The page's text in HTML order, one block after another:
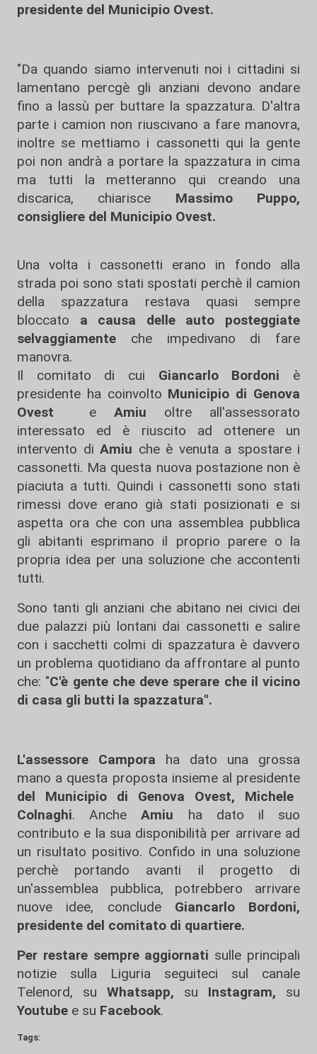
presidente del Municipio Ovest.
"Da quando siamo intervenuti noi i cittadini si
lamentano percgè gli anziani devono andare
fino a lassù per buttare la spazzatura. D'altra
parte i camion non riuscivano a fare manovra,
inoltre se mettiamo i cassonetti qui la gente
poi non andrà a portare la spazzatura in cima
ma tutti la metteranno qui creando una
discarica, chiarisce Massimo Puppo,
consigliere del Municipio Ovest.
Una volta i cassonetti erano in fondo alla
strada poi sono stati spostati perchè il camion
della spazzatura restava quasi sempre
bloccato a causa delle auto posteggiate
selvaggiamente che impedivano di fare
manovra.
Il comitato di cui Giancarlo Bordoni è
presidente ha coinvolto Municipio di Genova
Ovest e Amiu oltre all'assessorato
interessato ed è riuscito ad ottenere un
intervento di Amiu che è venuta a spostare i
cassonetti. Ma questa nuova postazione non è
piaciuta a tutti. Quindi i cassonetti sono stati
rimessi dove erano già stati posizionati e si
aspetta ora che con una assemblea pubblica
gli abitanti esprimano il proprio parere o la
propria idea per una soluzione che accontenti
tutti.
Sono tanti gli anziani che abitano nei civici dei
due palazzi più lontani dai cassonetti e salire
con i sacchetti colmi di spazzatura è davvero
un problema quotidiano da affrontare al punto
che: "C'è gente che deve sperare che il vicino
di casa gli butti la spazzatura".
L'assessore Campora ha dato una grossa
mano a questa proposta insieme al presidente
del Municipio di Genova Ovest, Michele
Colnaghi. AncheAmiu ha dato il suo
contributo e la sua disponibilità per arrivare ad
un risultato positivo. Confido in una soluzione
perchè portando avanti il progetto di
un'assemblea pubblica, potrebbero arrivare
nuove idee, conclude Giancarlo Bordoni,
presidente del comitato di quartiere.
Per restare sempre aggiornati sulle principali
notizie sulla Liguria seguiteci sul canale
Telenord, su
Whatsapp, su Instagram, su
Youtube e su Facebook.
Tags: